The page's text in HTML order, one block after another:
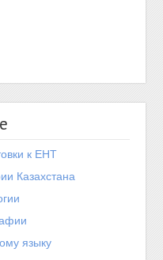
к ЕНТ
Казахстана
языку